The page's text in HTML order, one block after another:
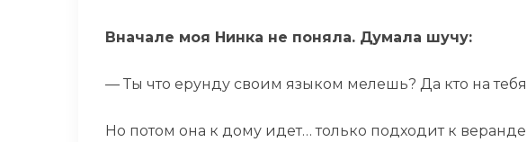
Вначале моя Нинка не поняла. Думала шучу:
— Ты что ерунду своим языком мелешь? Да кто на
Но потом она к дому идет… только подходит к